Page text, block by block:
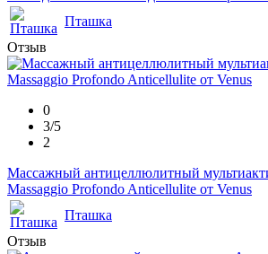
Пташка
Отзыв
0
3/5
2
Массажный антицеллюлитный
Massaggio Profondo Anticellulite от Venus
Пташка
Отзыв